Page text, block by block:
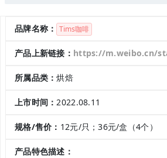
品牌名称： Tims咖啡
产品上新链接： https://m.weibo.cn/status/
所属品类：烘焙
上市时间：2022.08.11
规格/售价： 12元/只；36元/盒（4个）
产品特色描述：